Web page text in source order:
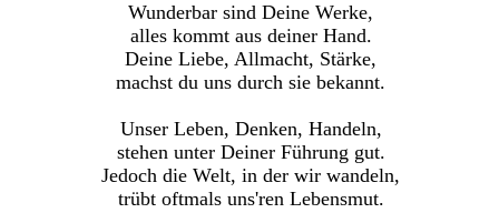
Wunderbar sind Deine Werke,
alles kommt aus deiner Hand.
Deine Liebe, Allmacht, Stärke,
machst du uns durch sie bekannt.
Unser Leben, Denken, Handeln,
stehen unter Deiner Führung gut.
Jedoch die Welt, in der wir wandeln,
trübt oftmals uns'ren Lebensmut.